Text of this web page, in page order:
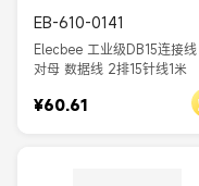
EB-610-0141
Elecbee 工业级DB15连接
对母 数据线 2排15针线1米
¥60.61